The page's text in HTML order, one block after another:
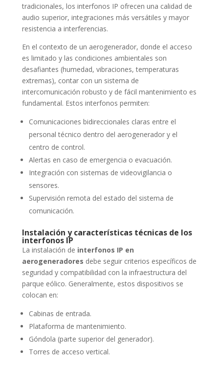
tradicionales, los interfonos IP ofrecen una calidad de
audio superior, integraciones más versátiles y mayor
resistencia a interferencias.
En el contexto de un aerogenerador, donde el acceso
es limitado y las condiciones ambientales son
desafiantes (humedad, vibraciones, temperaturas
extremas), contar con un sistema de
intercomunicación robusto y de fácil mantenimiento es
fundamental. Estos interfonos permiten:
Comunicaciones bidireccionales claras entre el
personal técnico dentro del aerogenerador y el
centro de control.
Alertas en caso de emergencia o evacuación.
Integración con sistemas de videovigilancia o
sensores.
Supervisión remota del estado del sistema de
comunicación.
Instalación y características técnicas de los
interfonos IP
La instalación de interfonos IP en
aerogeneradores debe seguir criterios específicos de
seguridad y compatibilidad con la infraestructura del
parque eólico. Generalmente, estos dispositivos se
colocan en:
Cabinas de entrada.
Plataforma de mantenimiento.
Góndola (parte superior del generador).
Torres de acceso vertical.